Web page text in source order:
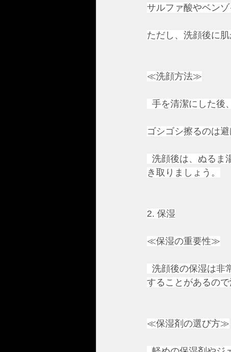
サルファ酸やベン
ただし、洗顔後に
≪洗顔方法≫
手を清潔にした後
ゴシゴシ擦るのは
洗顔後は、ぬるま
き取りましょう。
2. 保湿
≪保湿の重要性≫
洗顔後の保湿は非
することがあるので
≪保湿剤の選び方≫